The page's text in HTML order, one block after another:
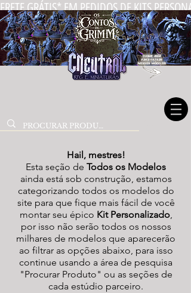
FRETE GRÁTIS* EM PEDIDOS DE KITS
Hail, mestres!
Esta seção de Todos os Modelos
ainda está sob construção, estamos
categorizando todos os modelos do
site para que fique mais fácil de você
montar seu épico Kit Personalizado,
por isso não serão todos os nossos
milhares de modelos que aparecerão
ao filtrar as opções abaixo, para isso
continue usando a área de pesquisa
"Procurar Produto" ou as seções de
cada estúdio parceiro.